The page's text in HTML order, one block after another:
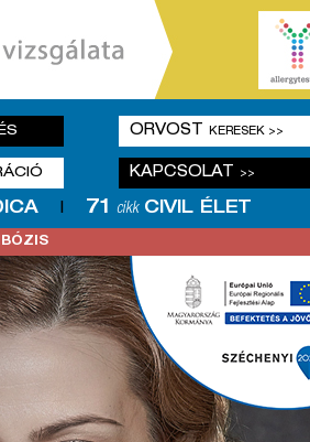
ORVOST KERESEK >>
KAPCSOLAT >>
| 71 cikk CIVIL ÉLET